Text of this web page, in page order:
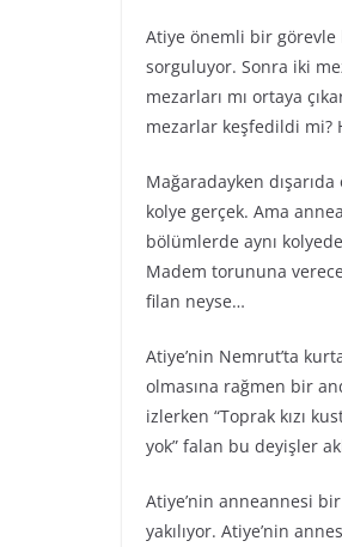
Atiye önemli bir görevle
sorguluyor. Sonra iki
mezarları mı ortaya
mezarlar keşfedildi mi?
Mağaradayken
kolye gerçek. Ama
bölümlerde aynı
Madem torununa
filan neyse…
Atiye’nin Nemrut’ta
olmasına rağmen bir
izlerken “Toprak kızı
yok” falan bu deyişler
Atiye’nin anneannesi
yakılıyor. Atiye’nin